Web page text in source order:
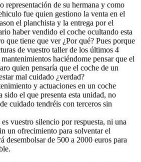
representación de su hermana y como
fue quien gestiono la venta en el
el planchista y la entrega por el
haber vendido el coche ocultando esta
tiene que ver ¿Por qué? Pues porque
de vuestro taller de los últimos 4
haciéndome pensar que el
quien pensaría que el coche de un
mal cuidado ¿verdad?
y actuaciones en un coche
el que presenta esta unidad, no
cuidado tendréis con terceros sin
vuestro silencio por respuesta, ni una
un ofrecimiento para solventar el
desembolsar de 500 a 2000 euros para